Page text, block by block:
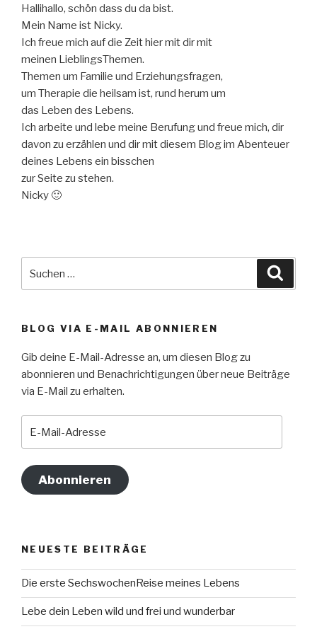
Hallihallo, schön dass du da bist.
Mein Name ist Nicky.
Ich freue mich auf die Zeit hier mit dir mit
meinen LieblingsThemen.
Themen um Familie und Erziehungsfragen,
um Therapie die heilsam ist, rund herum um
das Leben des Lebens.
Ich arbeite und lebe meine Berufung und freue mich, dir
davon zu erzählen und dir mit diesem Blog im Abenteuer
deines Lebens ein bisschen
zur Seite zu stehen.
Nicky 🙂
nach:
BLOG VIA E-MAIL ABONNIEREN
Gib deine E-Mail-Adresse an, um diesen Blog zu
abonnieren und Benachrichtigungen über neue Beiträge
via E-Mail zu erhalten.
Mail-
Abonnieren
NEUESTE BEITRÄGE
Die erste SechswochenReise meines Lebens
Lebe dein Leben wild und frei und wunderbar